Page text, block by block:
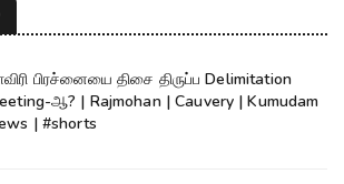
பிரச்னையை திசை திருப்ப Delimitation
ஆ? | Rajmohan | Cauvery | Kumudam
| #shorts